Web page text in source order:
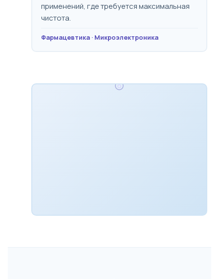
применений, где требуется максимальная
чистота.
Фармацевтика · Микроэлектроника